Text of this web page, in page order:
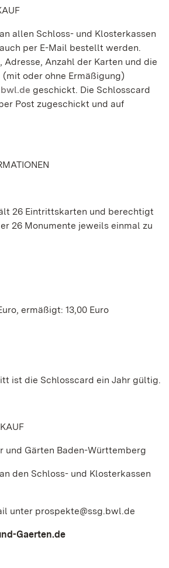
allen Schloss- und Klosterkassen
per E-Mail bestellt werden.
Adresse, Anzahl der Karten und die
oder ohne Ermäßigung)
geschickt. Die Schlosscard
Post zugeschickt und auf
26 Eintrittskarten und berechtigt
26 Monumente jeweils einmal zu
ermäßigt: 13,00 Euro
ist die Schlosscard ein Jahr gültig.
und Gärten Baden-Württemberg
den Schloss- und Klosterkassen
unter prospekte@ssg.bwl.de
Gaerten.de